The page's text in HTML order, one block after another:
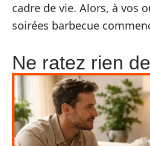
cadre de vie. Alors, à vos
soirées barbecue
Ne ratez rien